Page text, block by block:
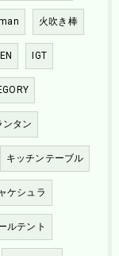
火吹き棒
IGT
ンタン
キッチンテーブル
ケシュラ
ルテント